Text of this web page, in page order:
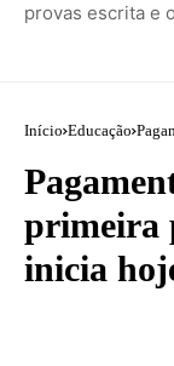
provas escrita e
Início Educação
primeira
inicia